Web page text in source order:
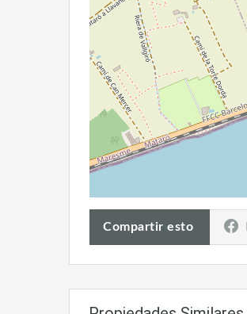
Compartir esto